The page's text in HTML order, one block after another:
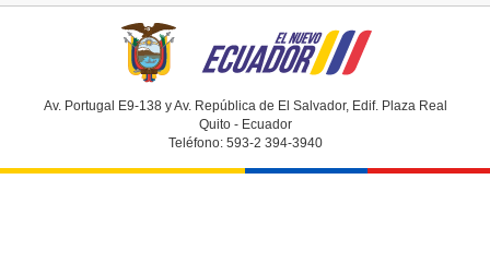
Av. Portugal E9-138 y Av. República de El Salvador, Edif. Plaza Real
Quito - Ecuador
Teléfono: 593-2 394-3940